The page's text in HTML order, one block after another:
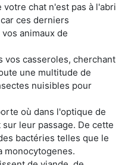
chat n'est pas à l'abri
ces derniers
animaux de
vos casseroles, cherchant
une multitude de
nuisibles pour
où dans l'optique de
leur passage. De cette
bactéries telles que le
monocytogenes.